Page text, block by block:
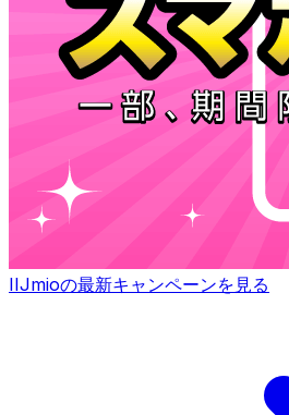
IIJmioの最新キャンペーンを見る